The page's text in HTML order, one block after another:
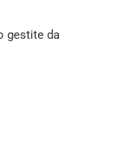
gestite da